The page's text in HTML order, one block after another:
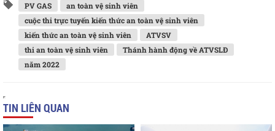
PV GAS
an toàn vệ sinh viên
cuộc thi trực tuyến kiến thức an toàn vệ sinh viên
kiến thức an toàn vệ sinh viên
ATVSV
thi an toàn vệ sinh viên
Thánh hành động về ATVSLĐ
năm 2022
TIN LIÊN QUAN